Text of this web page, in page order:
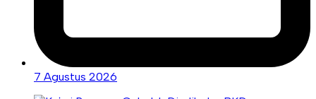
7 Agustus 2026